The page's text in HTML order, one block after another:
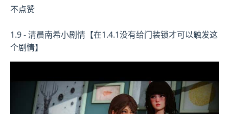
不点赞
1.9 - 清晨南希小剧情【在1.4.1没有给门装锁才可以触发这
个剧情】